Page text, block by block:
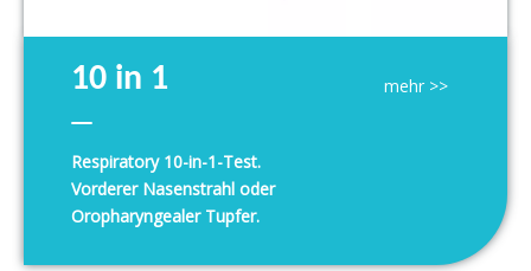
SARS-CoV-2/Grippe A & B/HPIV2
HPIV1+3/RSV/ADV/MP/SP/HMPV
Antigen Rapid Test Kit
10 in 1 mehr >>
Respiratory 10-in-1-Test.
Vorderer Nasenstrahl oder
Oropharyngealer Tupfer.